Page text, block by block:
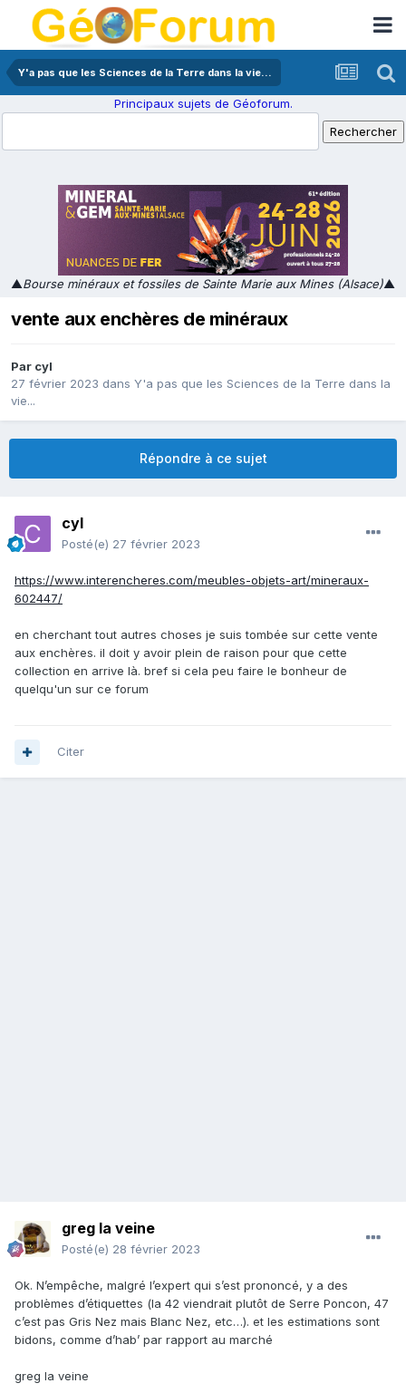
Y'a pas que les Sciences de la Terre dans la vie...
Principaux sujets de Géoforum.
▲Bourse minéraux et fossiles de Sainte Marie aux Mines (Alsace)▲
vente aux enchères de minéraux
Par cyl
27 février 2023 dans Y'a pas que les Sciences de la Terre dans la
vie...
Répondre à ce sujet
cyl
Posté(e) 27 février 2023
https://www.interencheres.com/meubles-objets-art/mineraux-
602447/
en cherchant tout autres choses je suis tombée sur cette vente
aux enchères. il doit y avoir plein de raison pour que cette
collection en arrive là. bref si cela peu faire le bonheur de
quelqu'un sur ce forum
Citer
greg la veine
Posté(e) 28 février 2023
Ok. N’empêche, malgré l’expert qui s’est prononcé, y a des
problèmes d’étiquettes (la 42 viendrait plutôt de Serre Poncon, 47
c’est pas Gris Nez mais Blanc Nez, etc…). et les estimations sont
bidons, comme d’hab’ par rapport au marché
greg la veine